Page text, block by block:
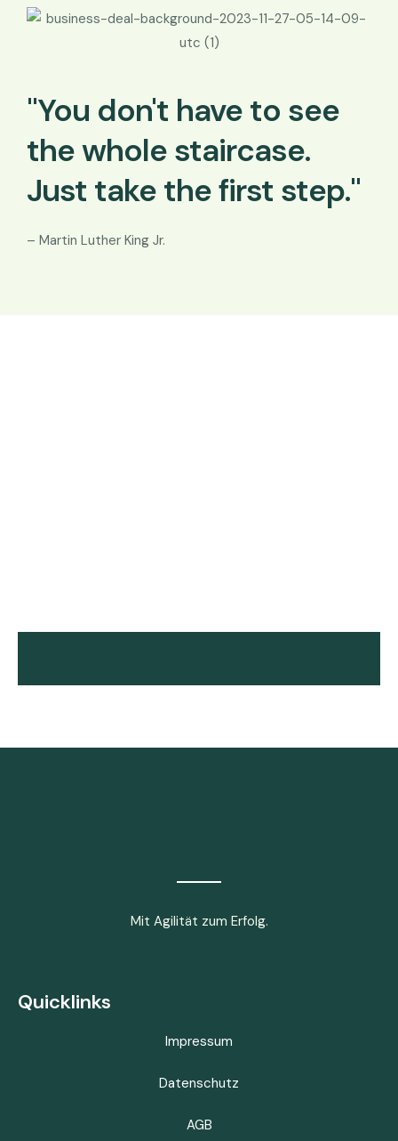
"You don't have to see
the whole staircase.
Just take the first step."
– Martin Luther King Jr.
Mit Agilität zum Erfolg.
Quicklinks
Impressum
Datenschutz
AGB